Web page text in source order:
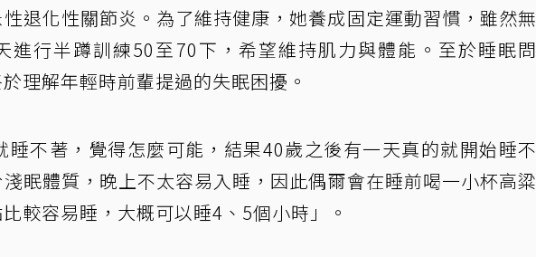
退化性關節炎。為了維持健康，她養成固定運動習慣，雖然無
進行半蹲訓練50至70下，希望維持肌力與體能。至於睡眠問
理解年輕時前輩提過的失眠困擾。
睡不著，覺得怎麼可能，結果40歲之後有一天真的就開始睡不
眠體質，晚上不太容易入睡，因此偶爾會在睡前喝一小杯高粱
較容易睡，大概可以睡4、5個小時」。